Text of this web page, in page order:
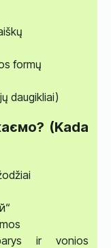
formų
daugikliai)
(Kada
ir vonios